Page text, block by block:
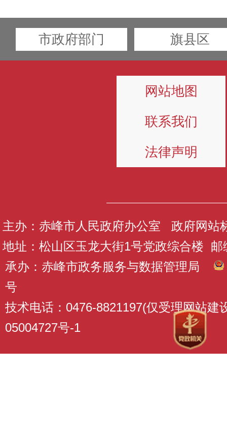
市政府部门 旗县区
网站地图
联系我们
法律声明
主办：赤峰市人民政府办公室 政府网站
地址：松山区玉龙大街1号党政综合楼 邮
承办：赤峰市政务服务与数据管理局
号
技术电话：0476-8821197(仅受理网站建
05004727号-1